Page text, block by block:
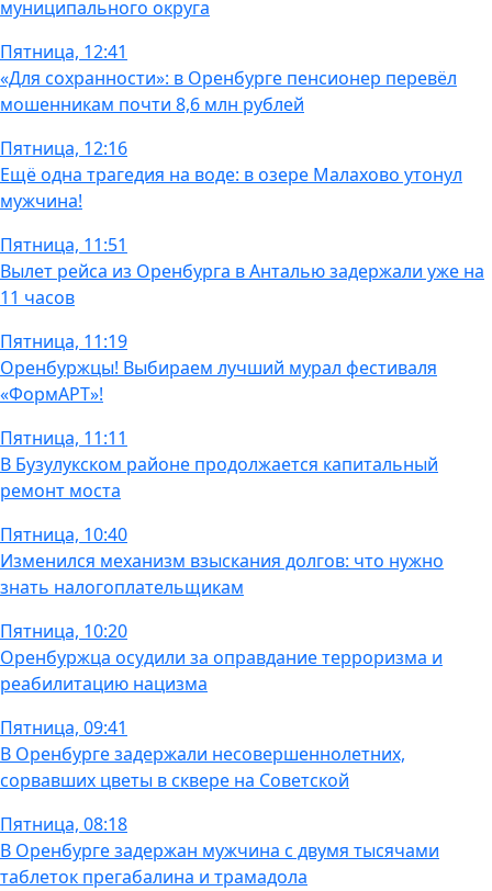
муниципального округа
Пятница, 12:41
«Для сохранности»: в Оренбурге пенсионер перевёл
мошенникам почти 8,6 млн рублей
Пятница, 12:16
Ещё одна трагедия на воде: в озере Малахово утонул
мужчина!
Пятница, 11:51
Вылет рейса из Оренбурга в Анталью задержали уже на
11 часов
Пятница, 11:19
Оренбуржцы! Выбираем лучший мурал фестиваля
«ФормАРТ»!
Пятница, 11:11
В Бузулукском районе продолжается капитальный
ремонт моста
Пятница, 10:40
Изменился механизм взыскания долгов: что нужно
знать налогоплательщикам
Пятница, 10:20
Оренбуржца осудили за оправдание терроризма и
реабилитацию нацизма
Пятница, 09:41
В Оренбурге задержали несовершеннолетних,
сорвавших цветы в сквере на Советской
Пятница, 08:18
В Оренбурге задержан мужчина с двумя тысячами
таблеток прегабалина и трамадола